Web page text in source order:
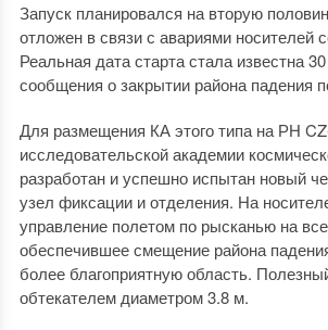
Запуск планировался на вторую
отложен в связи с авариями носителей
Реальная дата старта стала известна
сообщения о закрытии района падения
Для размещения КА этого типа на РН
исследовательской академии
разработан и успешно испытан новый
узел фиксации и отделения. На
управление полетом по рысканью на
обеспечившее смещение района
более благоприятную область.
обтекателем диаметром 3.8 м.